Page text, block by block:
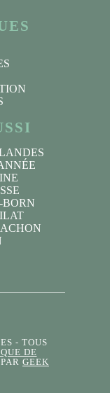
BORN
- TOUS
DE
GEEK